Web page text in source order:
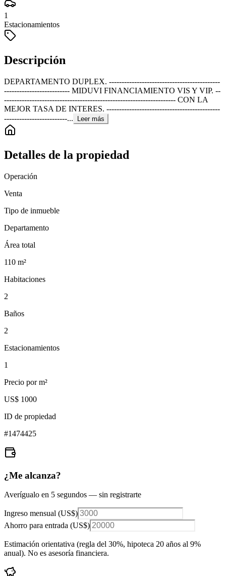
1
Estacionamientos
Descripción
DEPARTAMENTO DUPLEX. --------------------------------------------
-------------------------- MIDUVI FINANCIAMIENTO VIS Y VIP. --
-------------------------------------------------------------------- CON LA
MEJOR TASA DE INTERES. ---------------------------------------------
-------------------------...
Leer más
Detalles de la propiedad
Operación
Venta
Tipo de inmueble
Departamento
Área total
110 m²
Habitaciones
2
Baños
2
Estacionamientos
1
Precio por m²
US$ 1000
ID de propiedad
#1474425
¿Me alcanza?
Averígualo en 5 segundos — sin registrarte
Ingreso mensual (US$)
Ahorro para entrada (US$)
Estimación orientativa (regla del 30%, hipoteca 20 años al 9%
anual). No es asesoría financiera.